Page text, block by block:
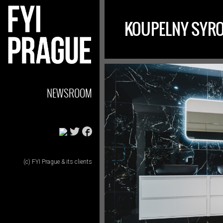
NEWSROOM
(c) FYI Prague & its clients
KOUPELNY